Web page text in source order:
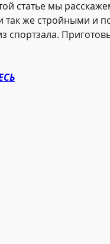
статье мы
так же стройными и
спортзала.